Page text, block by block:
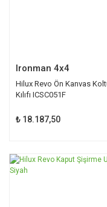
Ironman 4x4
Hilux Revo Ön Kanvas
Kılıfı ICSC051F
₺ 18.187,50